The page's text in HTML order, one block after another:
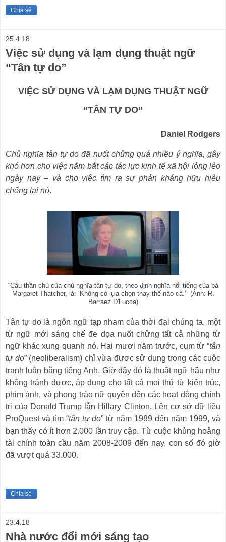
Chia sẻ
25.4.18
Việc sử dụng và lạm dụng thuật ngữ
“Tân tự do”
VIỆC SỬ DỤNG VÀ LẠM DỤNG THUẬT NGỮ
“TÂN TỰ DO”
Daniel Rodgers
Chủ nghĩa tân tự do đã nuốt chửng quá nhiều ý nghĩa, gây
khó hơn cho việc nắm bắt các tác lực kinh tế xã hội lỏng lẻo
ngày nay – và cho việc tìm ra sự phản khánghữu hiệu
chống lại nó.
“Câu thần chú của chủ nghĩa tân tự do, theo định nghĩa nổi tiếng của bà
Margaret Thatcher, là: ‘Không có lựa chọn thay thế nào cả.’” (Ảnh: R.
Barraez D'Lucca)
Tân tự do là ngôn ngữ tạp nham của thời đại chúng ta, một
từ ngữ mới sáng chế đe dọa nuốt chửng tất cả những từ
ngữ khác xung quanh nó. Hai mươi năm trước, cụm từ “tân
tự do” (neoliberalism) chỉ vừa được sử dụng trong các cuộc
tranh luận bằng tiếng Anh. Giờ đây đó là thuật ngữ hầu như
không tránh được, áp dụng cho tất cả mọi thứ từ kiến trúc,
phim ảnh, và phong trào nữ quyền đến các hoạt động chính
trị của Donald Trump lẫn Hillary Clinton. Lên cơ sở dữ liệu
ProQuest và tìm “tân tự do” từ năm 1989 đến năm 1999, và
bạn thấy có ít hơn 2.000 lần truy cập. Từ cuộc khủng hoảng
tài chính toàn cầu năm 2008-2009 đến nay, con số đó giờ
đã vượt quá 33.000.
Chia sẻ
23.4.18
Nhà nước đổi mới sáng tạo